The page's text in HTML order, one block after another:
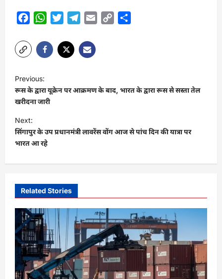
FacebookWhatsAppTwitterTelegram
Email
Copy
o
s
t
n
a
v
g
a
t
i
o
n
Previous:
रूस के द्वारा यूक्रेन पर आक्रमण के बाद, भारत के द्वारा रूस से सस्ता तेल
खरीदना जारी
Next:
सिंगापुर के उप प्रधानमंत्री लावरेंस वोंग आज से पांच दिन की यात्रा पर
भारत आ रहे
Related Stories